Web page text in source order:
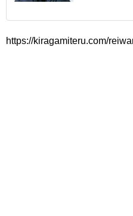
https://kiragamiteru.com/